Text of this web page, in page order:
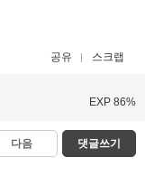
공유 스크랩
EXP 86%
다음 댓글쓰기